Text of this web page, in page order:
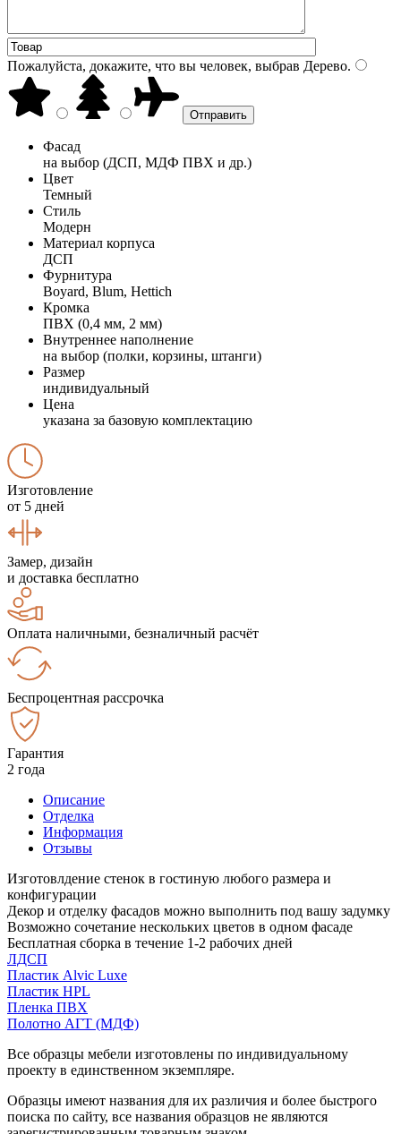
Пожалуйста, докажите, что вы человек, выбрав Дерево.
Фасад
на выбор (ДСП, МДФ ПВХ и др.)
Цвет
Темный
Стиль
Модерн
Материал корпуса
ДСП
Фурнитура
Boyard, Blum, Hettich
Кромка
ПВХ (0,4 мм, 2 мм)
Внутреннее наполнение
на выбор (полки, корзины, штанги)
Размер
индивидуальный
Цена
указана за базовую комплектацию
Изготовление
от 5 дней
Замер, дизайн
и доставка бесплатно
Оплата наличными, безналичный расчёт
Беспроцентная рассрочка
Гарантия
2 года
Описание
Отделка
Информация
Отзывы
Изготовлдение стенок в гостиную любого размера и
конфигурации
Декор и отделку фасадов можно выполнить под вашу задумку
Возможно сочетание нескольких цветов в одном фасаде
Бесплатная сборка в течение 1-2 рабочих дней
ЛДСП
Пластик Alvic Luxe
Пластик HPL
Пленка ПВХ
Полотно АГТ (МДФ)
Все образцы мебели изготовлены по индивидуальному
проекту в единственном экземпляре.
Образцы имеют названия для их различия и более быстрого
поиска по сайту, все названия образцов не являются